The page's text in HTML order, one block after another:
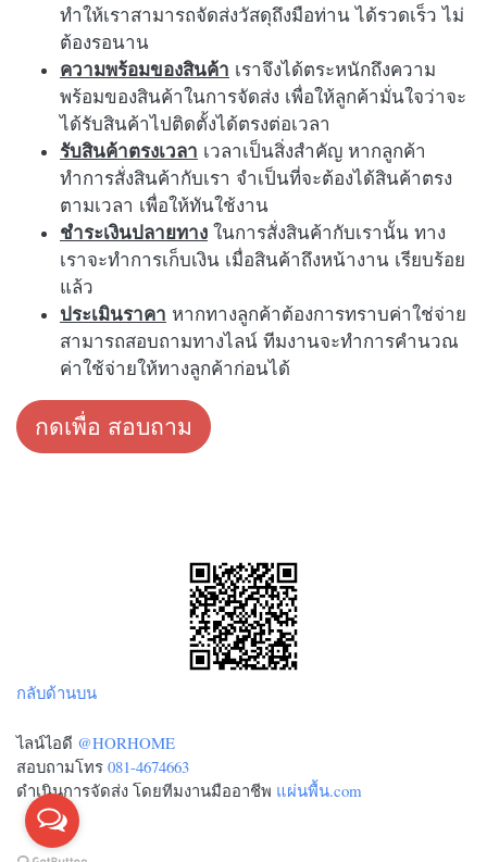
ทำให้เราสามารถจัดส่งวัสดุถึงมือท่าน ได้รวดเร็ว ไม่
ต้องรอนาน
ความพร้อมของสินค้า เราจึงได้ตระหนักถึงความ
พร้อมของสินค้าในการจัดส่ง เพื่อให้ลูกค้ามั่นใจว่าจะ
ได้รับสินค้าไปติดตั้งได้ตรงต่อเวลา
รับสินค้าตรงเวลา เวลาเป็นสิ่งสำคัญ หากลูกค้า
ทำการสั่งสินค้ากับเรา จำเป็นที่จะต้องได้สินค้าตรง
ตามเวลา เพื่อให้ทันใช้งาน
ชำระเงินปลายทาง ในการสั่งสินค้ากับเรานั้น ทาง
เราจะทำการเก็บเงิน เมื่อสินค้าถึงหน้างาน เรียบร้อย
แล้ว
ประเมินราคา หากทางลูกค้าต้องการทราบค่าใช่จ่าย
สามารถสอบถามทางไลน์ ทีมงานจะทำการคำนวณ
ค่าใช้จ่ายให้ทางลูกค้าก่อนได้
กดเพื่อ สอบถาม
กลับด้านบน
ไลน์ไอดี @HORHOME
สอบถามโทร 081-4674663
ดำเนินการจัดส่ง โดยทีมงานมืออาชีพ แผ่นพื้น.com